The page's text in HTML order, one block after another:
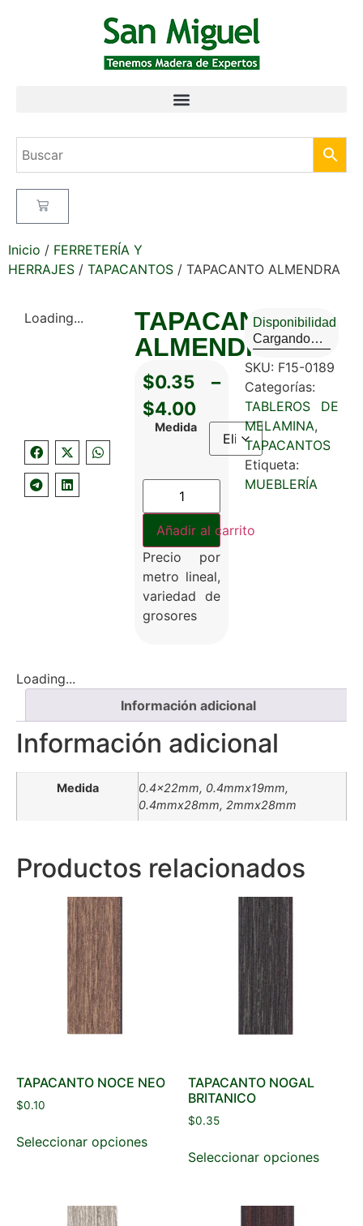
Inicio / FERRETERÍA Y
HERRAJES / TAPACANTOS / TAPACANTO ALMENDRA
Loading...
TAPACANTO
ALMENDRA
$0.35 –
$4.00
Medida
Añadir al carrito
Precio por
metro lineal,
variedad de
grosores
Disponibilidad
Cargando…
SKU: F15-0189
Categorías:
TABLEROS DE
MELAMINA,
TAPACANTOS
Etiqueta:
MUEBLERÍA
Loading...
Información adicional
Información adicional
Medida
0.4x22mm, 0.4mmx19mm,
0.4mmx28mm, 2mmx28mm
Productos relacionados
TAPACANTO NOCE NEO
$0.10
Seleccionar opciones
TAPACANTO NOGAL
BRITANICO
$0.35
Seleccionar opciones